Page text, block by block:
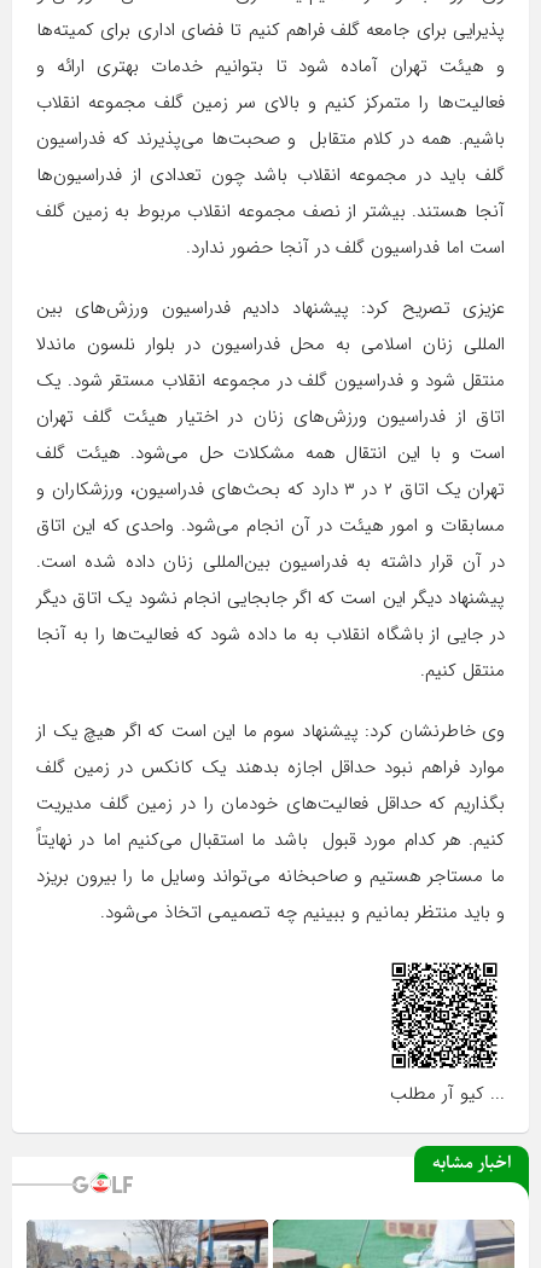
پذیرایی برای جامعه گلف فراهم کنیم تا فضای اداری برای کمیته‌ها
و هیئت تهران آماده شود تا بتوانیم خدمات بهتری ارائه و
فعالیت‌ها را متمرکز کنیم و بالای سر زمین گلف مجموعه انقلاب
باشیم. همه در کلام متقابل و صحبت‌ها می‌پذیرند که فدراسیون
گلف باید در مجموعه انقلاب باشد چون تعدادی از فدراسیون‌ها
آنجا هستند. بیشتر از نصف مجموعه انقلاب مربوط به زمین گلف
است اما فدراسیون گلف در آنجا حضور ندارد.
عزیزی تصریح کرد: پیشنهاد دادیم فدراسیون ورزش‌های بین
المللی زنان اسلامی به محل فدراسیون در بلوار نلسون ماندلا
منتقل شود و فدراسیون گلف در مجموعه انقلاب مستقر شود. یک
اتاق از فدراسیون ورزش‌های زنان در اختیار هیئت گلف تهران
است و با این انتقال همه مشکلات حل می‌شود. هیئت گلف
تهران یک اتاق ۲ در ۳ دارد که بحث‌های فدراسیون، ورزشکاران و
مسابقات و امور هیئت در آن انجام می‌شود. واحدی که این اتاق
در آن قرار داشته به فدراسیون بین‌المللی زنان داده شده است.
پیشنهاد دیگر این است که اگر جابجایی انجام نشود یک اتاق دیگر
در جایی از باشگاه انقلاب به ما داده شود که فعالیت‌ها را به آنجا
منتقل کنیم.
وی خاطرنشان کرد: پیشنهاد سوم ما این است که اگر هیچ یک از
موارد فراهم نبود حداقل اجازه بدهند یک کانکس در زمین گلف
بگذاریم که حداقل فعالیت‌های خودمان را در زمین گلف مدیریت
کنیم. هر کدام مورد قبول باشد ما استقبال می‌کنیم اما در نهایتاً
ما مستاجر هستیم و صاحبخانه می‌تواند وسایل ما را بیرون بریزد
و باید منتظر بمانیم و ببینیم چه تصمیمی اتخاذ می‌شود.
... کیو آر مطلب
اخبار مشابه